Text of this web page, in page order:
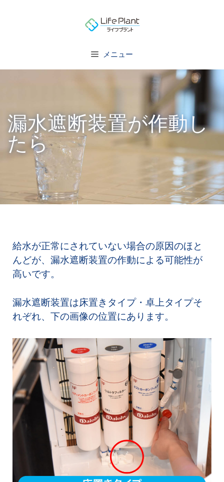
ッ
プ
メニュー
漏水遮断装置が作動し
たら
給水が正常にされていない場合の原因のほと
んどが、漏水遮断装置の作動による可能性が
高いです。
漏水遮断装置は床置きタイプ・卓上タイプそ
れぞれ、下の画像の位置にあります。